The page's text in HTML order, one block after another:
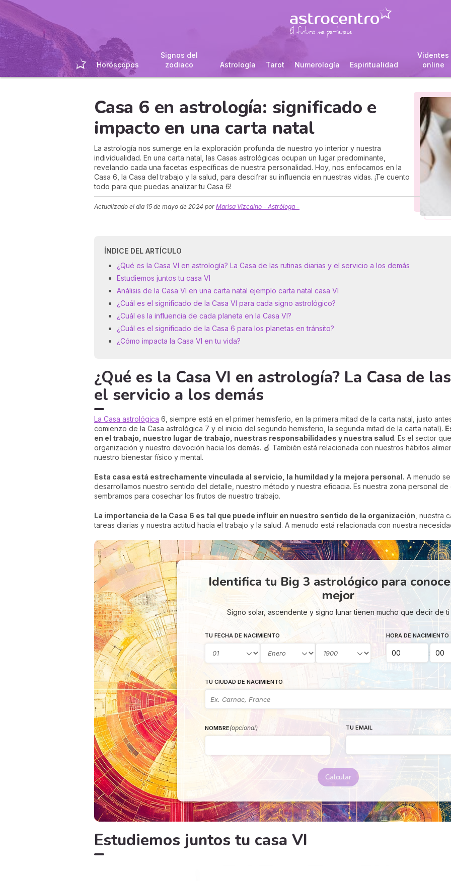
Horóscopos
Signos del
zodiaco
Astrología Tarot Numerología Espiritualidad
Videntes
online
Casa 6 en astrología: significado e
impacto en una carta natal
La astrología nos sumerge en la exploración profunda de nuestro yo interior y nuestra
individualidad. En una carta natal, las Casas astrológicas ocupan un lugar predominante,
revelando cada una facetas específicas de nuestra personalidad. Hoy, nos enfocamos en la
Casa 6, la Casa del trabajo y la salud, para descifrar su influencia en nuestras vidas. ¡Te cuento
todo para que puedas analizar tu Casa 6!
Actualizado el día 15 de mayo de 2024 por Marisa Vizcaíno - Astróloga -
ÍNDICE DEL ARTÍCULO
¿Qué es la Casa VI en astrología? La Casa de las rutinas diarias y el servicio a los demás
Estudiemos juntos tu casa VI
Análisis de la Casa VI en una carta natal ejemplo carta natal casa VI
¿Cuál es el significado de la Casa VI para cada signo astrológico?
¿Cuál es la influencia de cada planeta en la Casa VI?
¿Cuál es el significado de la Casa 6 para los planetas en tránsito?
¿Cómo impacta la Casa VI en tu vida?
¿Qué es la Casa VI en astrología? La Casa de
el servicio a los demás
La Casa astrológica 6, siempre está en el primer hemisferio, en la primera mitad de la carta natal, justo
comienzo de la Casa astrológica 7 y el inicio del segundo hemisferio, la segunda mitad de la carta natal).
en el trabajo, nuestro lugar de trabajo, nuestras responsabilidades y nuestra salud. Es el sector
organización y nuestro devoción hacia los demás. 🍎 También está relacionada con nuestros hábitos
nuestro bienestar físico y mental.
Esta casa está estrechamente vinculada al servicio, la humildad y la mejora personal. A menudo
desarrollamos nuestro sentido del detalle, nuestro método y nuestra eficacia. Es nuestra zona personal
sembramos para cosechar los frutos de nuestro trabajo.
La importancia de la Casa 6 es tal que puede influir en nuestro sentido de la organización , nuestra
tareas diarias y nuestra actitud hacia el trabajo y la salud. A menudo está relacionada con nuestra
Identifica tu Big 3 astrológico para
mejor
Signo solar, ascendente y signo lunar tienen mucho que decir de ti
TU FECHA DE NACIMIENTO HORA DE NACIMIENTO
:
TU CIUDAD DE NACIMIENTO
NOMBRE(opcional) TU EMAIL
Calcular
Estudiemos juntos tu casa VI